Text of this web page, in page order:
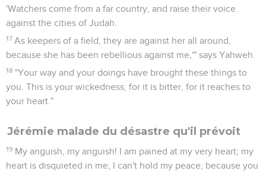
'Watchers come from a far country, and raise their voice
against the cities of Judah.
17 As keepers of a field, they are against her all around,
because she has been rebellious against me,'" says Yahweh.
18 "Your way and your doings have brought these things to
you. This is your wickedness; for it is bitter, for it reaches to
your heart."
Jérémie malade du désastre qu'il prévoit
19 My anguish, my anguish! I am pained at my very heart; my
heart is disquieted in me; I can't hold my peace; because you